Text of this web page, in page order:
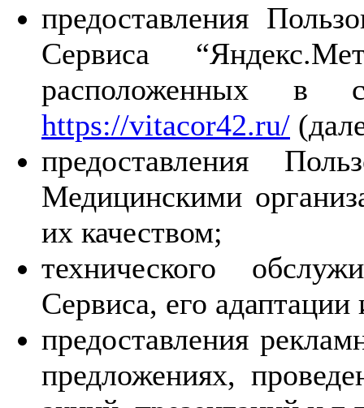
предоставления
Сервиса
расположенных в
https://vitacor42.ru/
предоставления
Медицинскими
их качеством;
технического
Сервиса, его
предоставления
предложениях,